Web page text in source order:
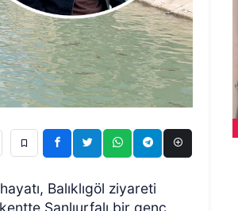
Balıklıgöl ziyareti
Şanlıurfalı bir genç